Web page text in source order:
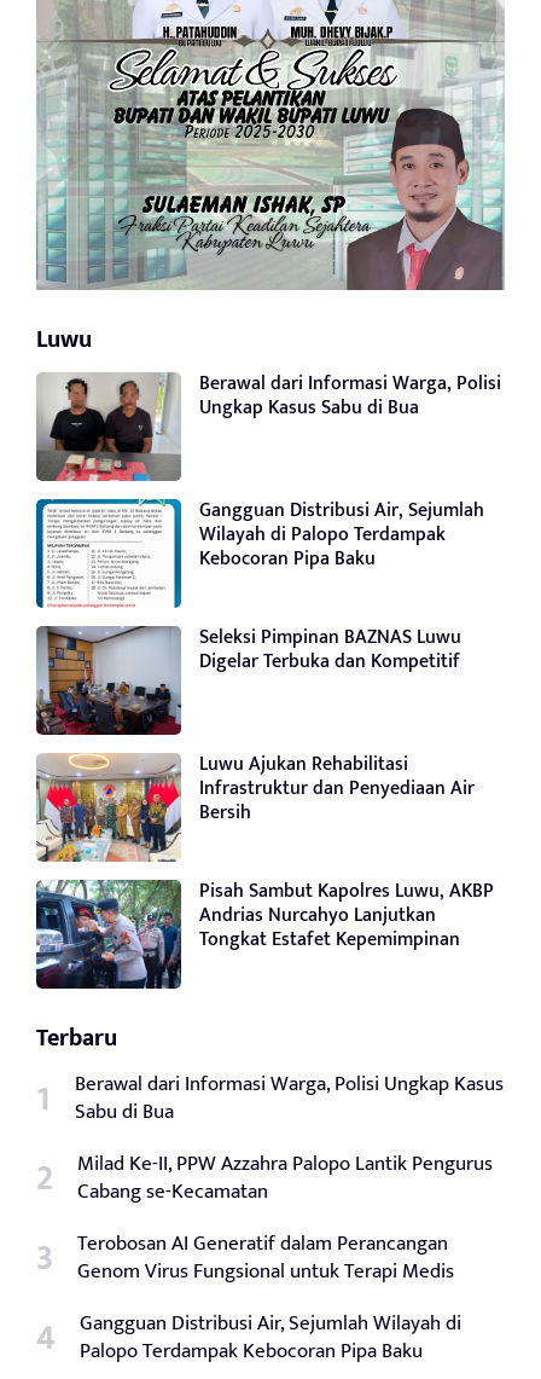
Luwu
Berawal dari Informasi Warga, Polisi
Ungkap Kasus Sabu di Bua
Gangguan Distribusi Air, Sejumlah
Wilayah di Palopo Terdampak
Kebocoran Pipa Baku
Seleksi Pimpinan BAZNAS Luwu
Digelar Terbuka dan Kompetitif
Luwu Ajukan Rehabilitasi
Infrastruktur dan Penyediaan Air
Bersih
Pisah Sambut Kapolres Luwu, AKBP
Andrias Nurcahyo Lanjutkan
Tongkat Estafet Kepemimpinan
Terbaru
Berawal dari Informasi Warga, Polisi Ungkap Kasus
Sabu di Bua
Milad Ke-II, PPW Azzahra Palopo Lantik Pengurus
Cabang se-Kecamatan
Terobosan AI Generatif dalam Perancangan
Genom Virus Fungsional untuk Terapi Medis
Gangguan Distribusi Air, Sejumlah Wilayah di
Palopo Terdampak Kebocoran Pipa Baku